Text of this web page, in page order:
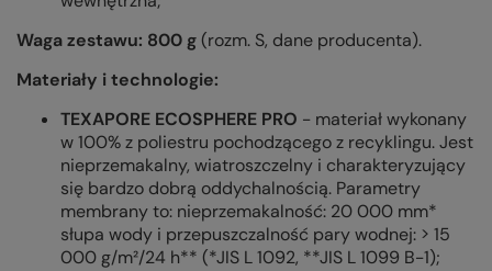
Waga zestawu: 800 g(rozm. S, dane producenta).
Materiały i technologie:
TEXAPORE ECOSPHERE PRO - materiał wykonany
w 100% z poliestru pochodzącego z recyklingu. Jest
nieprzemakalny, wiatroszczelny i charakteryzujący
się bardzo dobrą oddychalnością. Parametry
membrany to: nieprzemakalność: 20 000 mm*
słupa wody i przepuszczalność pary wodnej: > 15
000 g/m²/24 h** (*JIS L 1092, **JIS L 1099 B-1);